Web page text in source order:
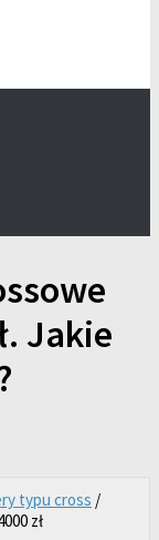
Jakie
typu cross /
zł